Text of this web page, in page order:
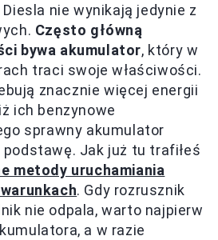
nie wynikają jedynie z
Często główną
bywa akumulator, który w
traci swoje właściwości.
znacznie więcej energii
ich benzynowe
sprawny akumulator
Jak już tu trafiłeś
metody uruchamiania
. Gdy rozrusznik
nie odpala, warto najpierw
a w razie